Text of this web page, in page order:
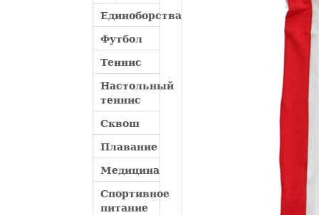
Единоборства
Футбол
Теннис
Настольный
теннис
Сквош
Плавание
Медицина
Спортивное
питание